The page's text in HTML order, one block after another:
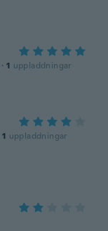
· 1 uppladdningar
1 uppladdningar